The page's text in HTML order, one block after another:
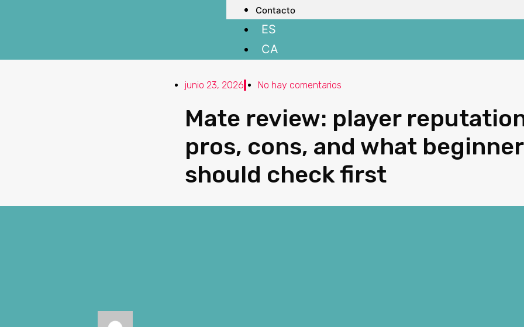
Contacto
ES
CA
junio 23, 2026 No hay comentarios
Mate review: player
pros, cons, and what
should check first